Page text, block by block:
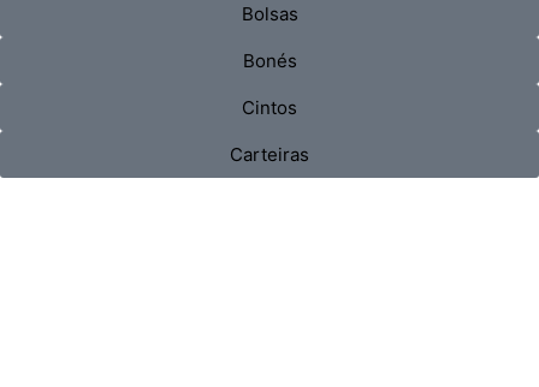
Bolsas
Bonés
Cintos
Carteiras